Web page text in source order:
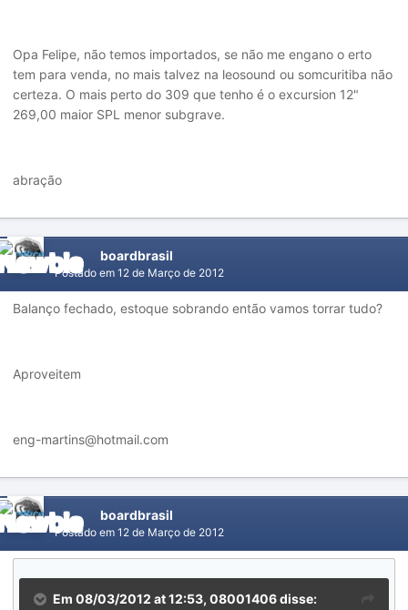
Opa Felipe, não temos importados, se não me engano o erto
tem para venda, no mais talvez na leosound ou somcuritiba não
certeza. O mais perto do 309 que tenho é o excursion 12"
269,00 maior SPL menor subgrave.
abração
boardbrasil
Postado em 12 de Março de 2012
Balanço fechado, estoque sobrando então vamos torrar tudo?
Aproveitem
eng-martins@hotmail.com
boardbrasil
Postado em 12 de Março de 2012
Em 08/03/2012 at 12:53, 08001406 disse: